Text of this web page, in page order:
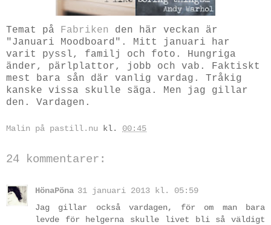
Temat på Fabriken
den här veckan är
"Januari Moodboard". Mitt januari har
varit pyssl, familj och foto. Hungriga
änder, pärlplattor, jobb och vab. Faktiskt
mest bara sån där vanlig vardag. Tråkig
kanske vissa skulle säga. Men jag gillar
den. Vardagen.
Malin på pastill.nu kl. 00:45
24 kommentarer:
HönaPöna 31 januari 2013 kl. 05:59
Jag gillar också vardagen, för om man bara
levde för helgerna skulle livet bli så väldigt